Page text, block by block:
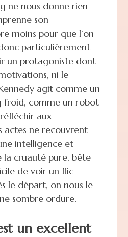
ne nous donne rien
son
moins pour que l’on
particulièrement
un protagoniste dont
ni le
agit comme un
froid, comme un robot
aux
actes ne recouvrent
intelligence et
cruauté pure, bête
de voir un flic
le départ, on nous le
sombre ordure.
un excellent